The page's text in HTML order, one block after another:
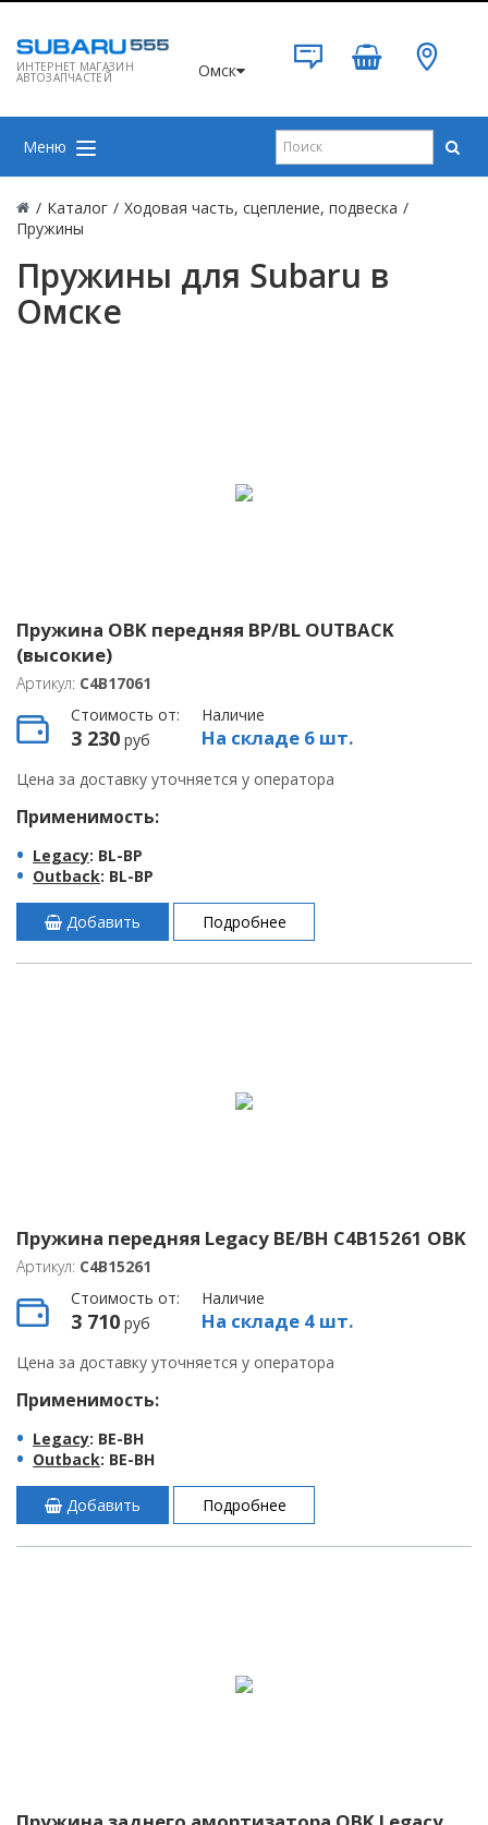
ИНТЕРНЕТ МАГАЗИН
АВТОЗАПЧАСТЕЙ Омск
Меню
/ Каталог / Ходовая часть, сцепление, подвеска /
Пружины
Пружины для Subaru в
Омске
Пружина OBK передняя BP/BL OUTBACK
(высокие)
Артикул: C4B17061
Стоимость от:
3 230 руб
Наличие
На складе 6 шт.
Цена за доставку уточняется у оператора
Применимость:
Legacy: BL-BP
Outback: BL-BP
Добавить Подробнее
Пружина передняя Legacy BE/BH C4B15261 OBK
Артикул: C4B15261
Стоимость от:
3 710 руб
Наличие
На складе 4 шт.
Цена за доставку уточняется у оператора
Применимость:
Legacy: BE-BH
Outback: BE-BH
Добавить Подробнее